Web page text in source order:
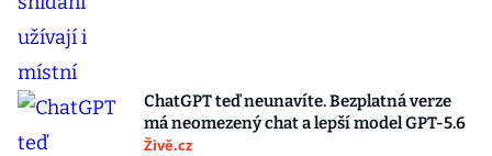
ChatGPT teď neunavíte. Bezplatná verze
má neomezený chat a lepší model GPT-5.6
Živě.cz